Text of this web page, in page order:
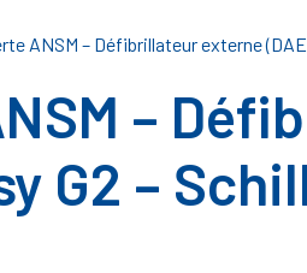
ANSM – Défibrillateur externe
–
G2 –